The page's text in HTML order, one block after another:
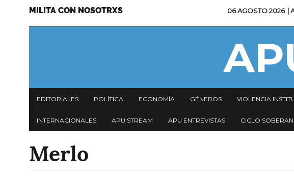
Menu
MILITA CON NOSOTRXS 06 AGOSTO 2026 |
Navegación
principal
EDITORIALES POLÍTICA ECONOMÍA GÉNEROS VIOLENCIA
INTERNACIONALES APU STREAM APU ENTREVISTAS CICLO
Merlo